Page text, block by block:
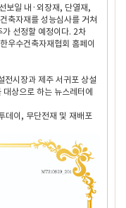
보일 내·외장재, 단열재,
축자재를 성능심사를 거쳐
선정할 예정이다. 2차
우수건축자재협회 홈페이
전시장과 제주 서귀포 상설
상으로 하는 뉴스레터에
데이, 무단전재 및 재배포